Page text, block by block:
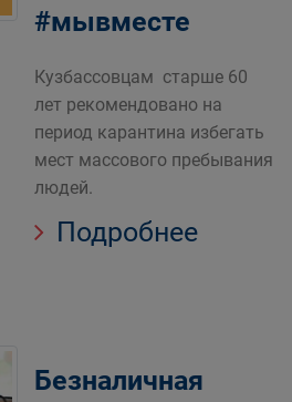
#мывместе
Кузбассовцам старше 60
лет рекомендовано на
период карантина избегать
мест массового пребывания
людей.
Подробнее
Безналичная